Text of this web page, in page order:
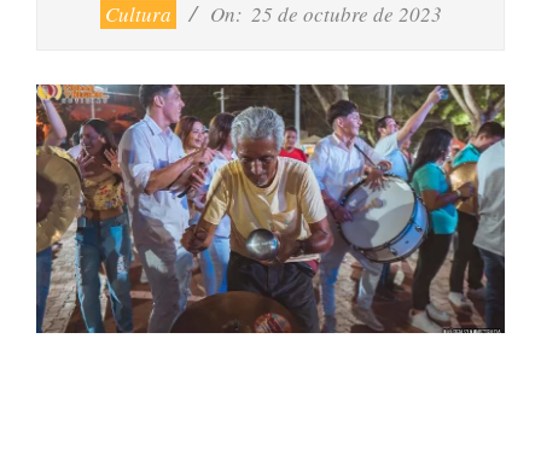
Cultura On: 25 de octubre de 2023